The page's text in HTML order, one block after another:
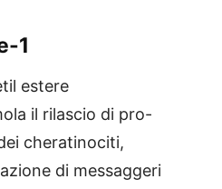
1
estere
il rilascio di pro-
cheratinociti,
di messaggeri
FUNZIONA